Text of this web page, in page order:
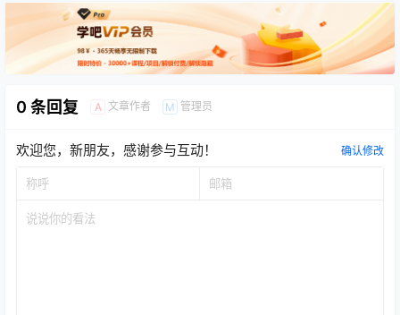
0 条回复 A 文章作者 M 管理员
欢迎您，新朋友，感谢参与互动！ 确认修改